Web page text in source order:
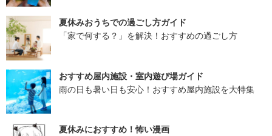
夏休みおうちでの過ごし方ガイド
「家で何する？」を解決！おすすめの過ごし方
おすすめ屋内施設・室内遊び場ガイド
雨の日も暑い日も安心！おすすめ屋内施設を大特集
夏休みにおすすめ！怖い漫画